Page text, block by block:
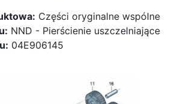
Części oryginalne wspólne
NND - Pierścienie uszczelniające
04E906145